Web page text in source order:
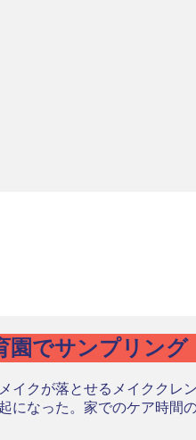
園でサンプリング
クが落とせるメイクク
になった。家でのケア時